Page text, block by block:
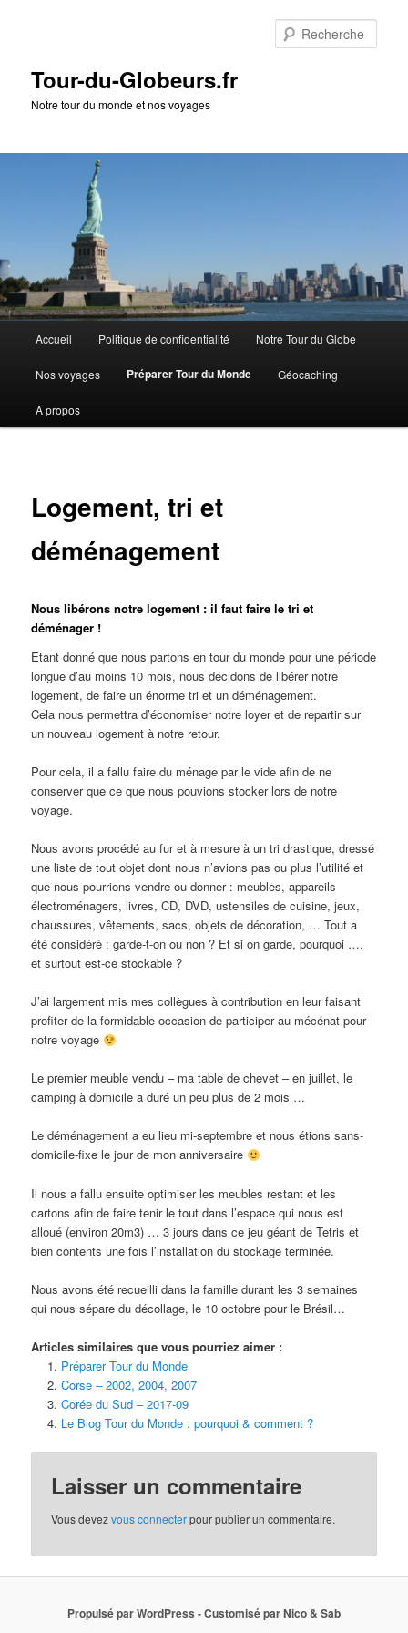
Tour-du-Globeurs.fr
Notre tour du monde et nos voyages
principal
Aller
au
contenu
Aller
au
contenu
Accueil Politique de confidentialité Notre Tour du Globe
Nos voyages Préparer Tour du Monde Géocaching
A propos
Logement, tri et
déménagement
Nous libérons notre logement : il faut faire le tri et
déménager !
Etant donné que nous partons en tour du monde pour une période
longue d’au moins 10 mois, nous décidons de libérer notre
logement, de faire un énorme tri et un déménagement.
Cela nous permettra d’économiser notre loyer et de repartir sur
un nouveau logement à notre retour.
Pour cela, il a fallu faire du ménage par le vide afin de ne
conserver que ce que nous pouvions stocker lors de notre
voyage.
Nous avons procédé au fur et à mesure à un tri drastique, dressé
une liste de tout objet dont nous n’avions pas ou plus l’utilité et
que nous pourrions vendre ou donner : meubles, appareils
électroménagers, livres, CD, DVD, ustensiles de cuisine, jeux,
chaussures, vêtements, sacs, objets de décoration, … Tout a
été considéré : garde-t-on ou non ? Et si on garde, pourquoi ….
et surtout est-ce stockable ?
J’ai largement mis mes collègues à contribution en leur faisant
profiter de la formidable occasion de participer au mécénat pour
notre voyage
Le premier meuble vendu – ma table de chevet – en juillet, le
camping à domicile a duré un peu plus de 2 mois …
Le déménagement a eu lieu mi-septembre et nous étions sans-
domicile-fixe le jour de mon anniversaire
Il nous a fallu ensuite optimiser les meubles restant et les
cartons afin de faire tenir le tout dans l’espace qui nous est
alloué (environ 20m3) … 3 jours dans ce jeu géant de Tetris et
bien contents une fois l’installation du stockage terminée.
Nous avons été recueilli dans la famille durant les 3 semaines
qui nous sépare du décollage, le 10 octobre pour le Brésil…
Articles similaires que vous pourriez aimer :
Préparer Tour du Monde
Corse – 2002, 2004, 2007
Corée du Sud – 2017-09
Le Blog Tour du Monde : pourquoi & comment ?
Laisser un commentaire
Vous devezvous connecterpour publier un commentaire.
Propulsé par WordPress - Customisé par Nico & Sab